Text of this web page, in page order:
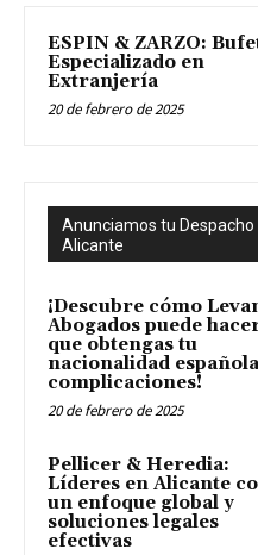
ESPIN & ZARZO:
Especializado en
Extranjería
20 de febrero de 2025
Anunciamos tu Despacho
Alicante
¡Descubre cómo
Abogados puede
que obtengas tu
nacionalidad
complicaciones!
20 de febrero de 2025
Pellicer & Heredia:
Líderes en Alicante
un enfoque global y
soluciones legales
efectivas